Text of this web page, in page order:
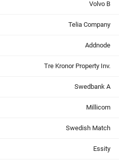
Volvo B
Telia Company
Addnode
Tre Kronor Property Inv.
Swedbank A
Millicom
Swedish Match
Essity